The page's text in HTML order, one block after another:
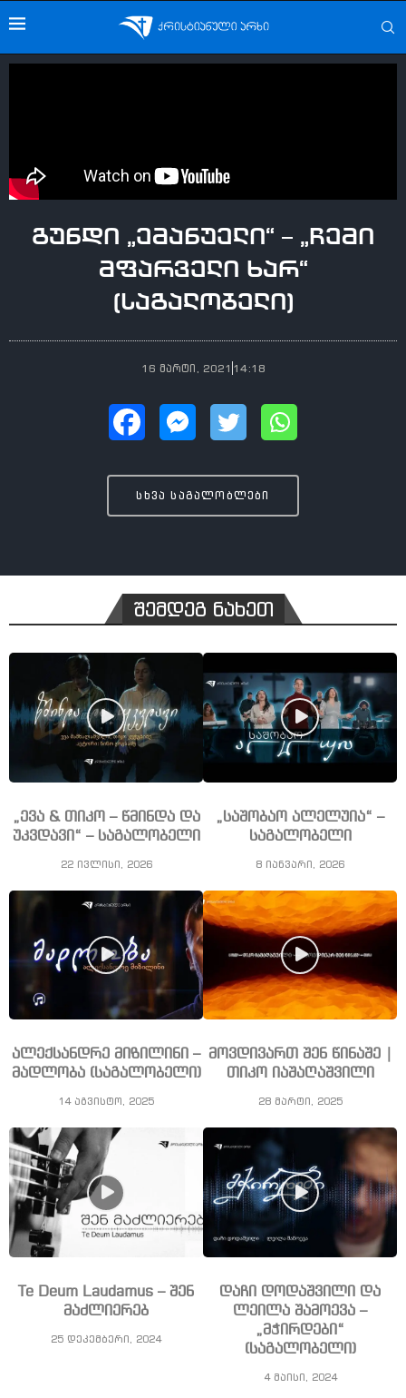
გუნდი „ემანუელი“ – „ჩემი
მფარველი ხარ“
(საგალობელი)
16 მარტი, 2021 14:18
სხვა საგალობლები
შემდეგ ნახეთ
„ევა & თიკო – წმინდა და
უკვდავი“ – საგალობელი
22 ივლისი, 2026
„საშობაო ალელუია“ –
საგალობელი
8 იანვარი, 2026
ალექსანდრე მიზილინი –
მადლობა (საგალობელი)
14 აგვისტო, 2025
მოვდივართ შენ წინაშე |
თიკო იაშაღაშვილი
28 მარტი, 2025
Te Deum Laudamus – შენ
მაძლიერებ
25 დეკემბერი, 2024
დაჩი დოდაშვილი და
ლეილა შამოევა –
„მჭირდები“
(საგალობელი)
4 მაისი, 2024